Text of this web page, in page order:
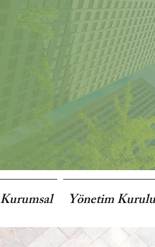
Kurumsal Yönetim